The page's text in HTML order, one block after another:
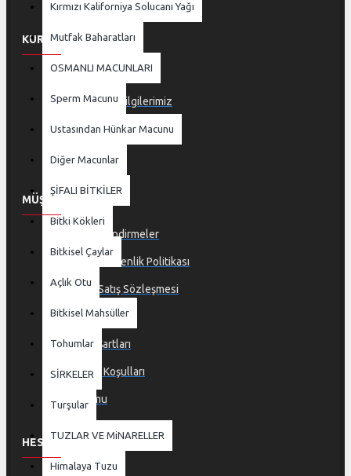
Kırmızı Kaliforniya Solucanı Yağı
Mutfak Baharatları
OSMANLI MACUNLARI
Sperm Macunu
Ustasından Hünkar Macunu
Diğer Macunlar
ŞİFALI BİTKİLER
Bitki Kökleri
Bitkisel Çaylar
Açlık Otu
Bitkisel Mahsüller
Tohumlar
SİRKELER
Turşular
TUZLAR VE MiNARELLER
Himalaya Tuzu
Bursa / TÜRKİYE
KURUMSAL
Hakkımızda
Banka Hesap Bilgilerimiz
Belgelerimiz
İletişim
MÜŞTERI SERVISI
Yasal Bilgilendirmeler
Gizlilik ve Güvenlik Politikası
Mesafeli Satış Sözleşmesi
Teslimat Bilgileri
Kullanım Şartları
İptal, İade Koşulları
İade Formu
HESABIM